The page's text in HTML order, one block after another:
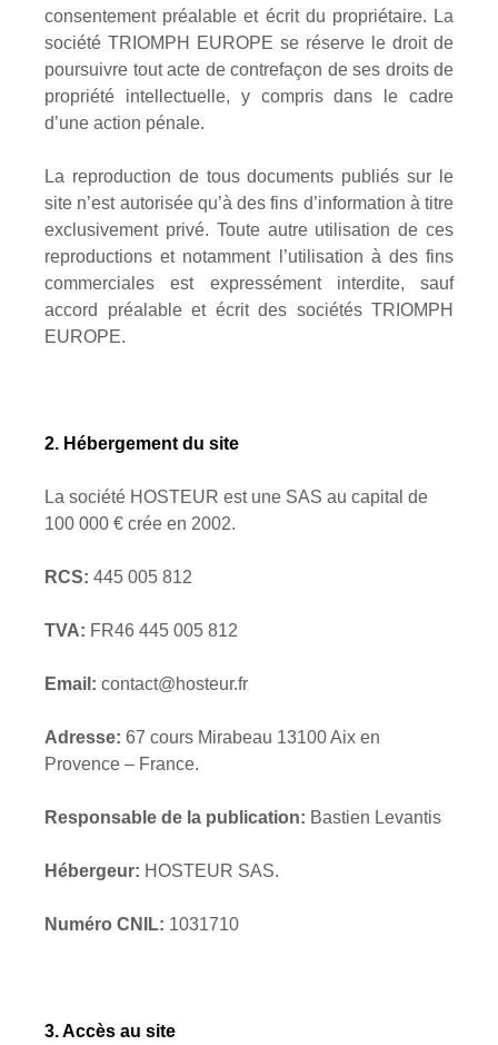
consentement préalable et écrit du propriétaire. La
société TRIOMPH EUROPE se réserve le droit de
poursuivre tout acte de contrefaçon de ses droits de
propriété intellectuelle, y compris dans le cadre
d’une action pénale.
La reproduction de tous documents publiés sur le
site n’est autorisée qu’à des fins d’information à titre
exclusivement privé. Toute autre utilisation de ces
reproductions et notamment l’utilisation à des fins
commerciales est expressément interdite, sauf
accord préalable et écrit des sociétés TRIOMPH
EUROPE.
2. Hébergement du site
La société HOSTEUR est une SAS au capital de
100 000 € crée en 2002.
RCS: 445 005 812
TVA: FR46 445 005 812
Email: contact@hosteur.fr
Adresse: 67 cours Mirabeau 13100 Aix en
Provence – France.
Responsable de la publication: Bastien Levantis
Hébergeur: HOSTEUR SAS.
Numéro CNIL: 1031710
3. Accès au site